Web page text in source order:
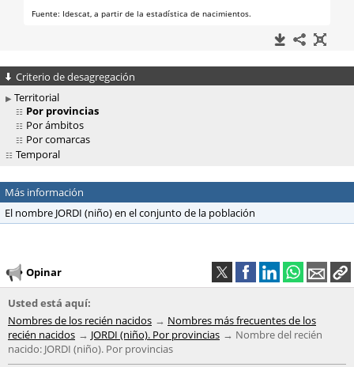
Criterio de desagregación
Territorial
Por provincias
Por ámbitos
Por comarcas
Temporal
Más información
El nombre JORDI (niño) en el conjunto de la población
Opinar
Usted está aquí:
Nombres de los recién nacidos
Nombres más frecuentes de los
recién nacidos
JORDI (niño). Por provincias
Nombre del recién
nacido: JORDI (niño). Por provincias